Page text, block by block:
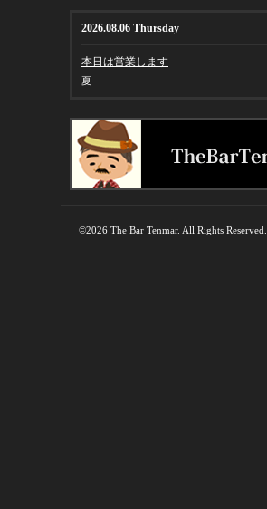
2026.08.06 Thursday
本日は営業します
夏
©2026 The Bar Tenmar. All Rights Reserved.